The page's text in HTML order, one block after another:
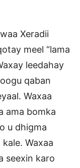
Xeradii
meel “lama
leedahay
qaban
Waxaa
ama bomka
u dhigma
Waxaa
seexin karo